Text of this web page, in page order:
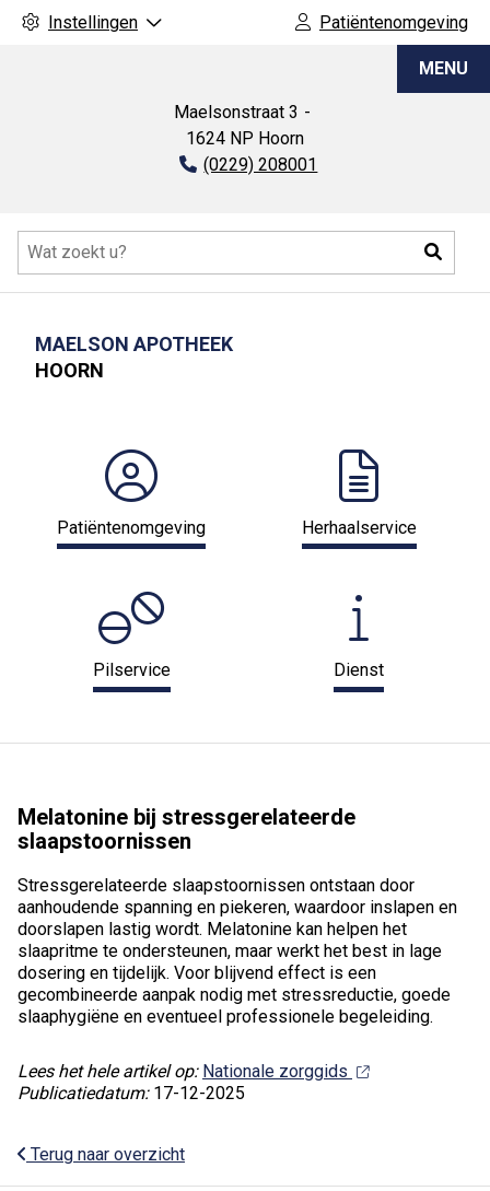
Instellingen Patiëntenomgeving
Maelsonstraat 3
1624 NP Hoorn
Tel:
(0229) 208001
MENU
MAELSON APOTHEEK
HOORN
Patiëntenomgeving Herhaalservice
Pilservice Dienst
Melatonine bij stressgerelateerde
slaapstoornissen
Stressgerelateerde slaapstoornissen ontstaan door
aanhoudende spanning en piekeren, waardoor inslapen en
doorslapen lastig wordt. Melatonine kan helpen het
slaapritme te ondersteunen, maar werkt het best in lage
dosering en tijdelijk. Voor blijvend effect is een
gecombineerde aanpak nodig met stressreductie, goede
slaaphygiëne en eventueel professionele begeleiding.
Lees het hele artikel op: Nationale zorggids
Publicatiedatum: 17-12-2025
Terug naar overzicht